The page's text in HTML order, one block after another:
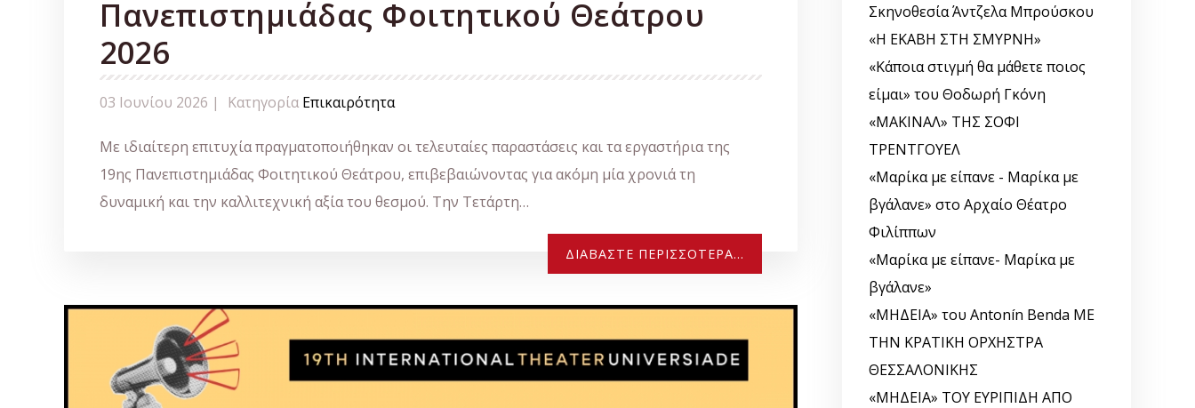
Πανεπιστημιάδας Φοιτητικού Θεάτρου
2026
03 Ιουνίου 2026 | Κατηγορία Επικαιρότητα
Με ιδιαίτερη επιτυχία πραγματοποιήθηκαν οι τελευταίες παραστάσεις και τα εργαστήρια της
19ης Πανεπιστημιάδας Φοιτητικού Θεάτρου, επιβεβαιώνοντας για ακόμη μία χρονιά τη
δυναμική και την καλλιτεχνική αξία του θεσμού. Την Τετάρτη…
ΔΙΑΒΆΣΤΕ ΠΕΡΙΣΣΌΤΕΡΑ...
Σκηνοθεσία Άντζελα Μπρούσκου
«Η ΕΚΑΒΗ ΣΤΗ ΣΜΥΡΝΗ»
«Κάποια στιγμή θα μάθετε ποιος
είμαι» του Θοδωρή Γκόνη
«ΜΑΚΙΝΑΛ» ΤΗΣ ΣΟΦΙ
ΤΡΕΝΤΓΟΥΕΛ
«Μαρίκα με είπανε - Μαρίκα με
βγάλανε» στο Αρχαίο Θέατρο
Φιλίππων
«Μαρίκα με είπανε- Μαρίκα με
βγάλανε»
«ΜΗΔΕΙΑ» του Antonín Benda ΜΕ
ΤΗΝ ΚΡΑΤΙΚΗ ΟΡΧΗΣΤΡΑ
ΘΕΣΣΑΛΟΝΙΚΗΣ
«ΜΗΔΕΙΑ» ΤΟΥ ΕΥΡΙΠΙΔΗ ΑΠΟ